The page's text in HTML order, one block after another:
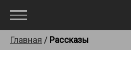
Главная / Рассказы